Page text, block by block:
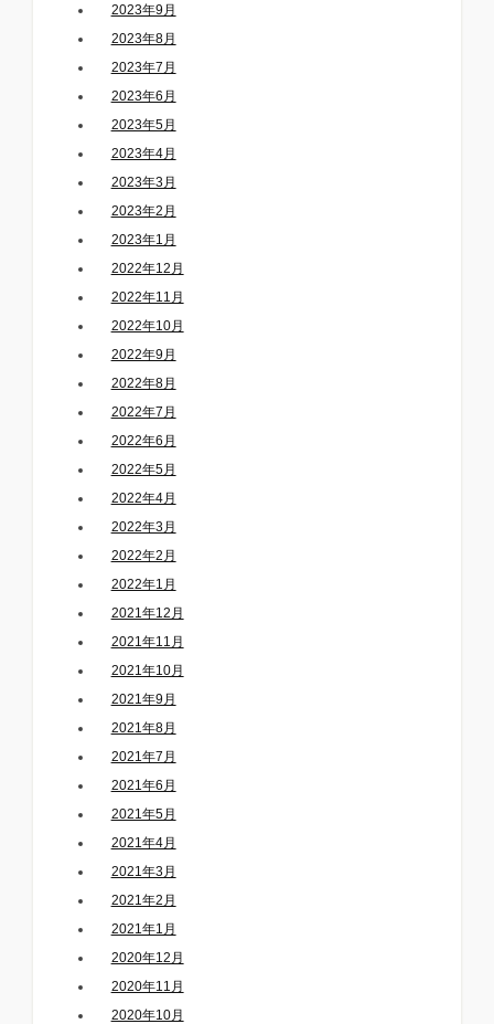
2023年9月
2023年8月
2023年7月
2023年6月
2023年5月
2023年4月
2023年3月
2023年2月
2023年1月
2022年12月
2022年11月
2022年10月
2022年9月
2022年8月
2022年7月
2022年6月
2022年5月
2022年4月
2022年3月
2022年2月
2022年1月
2021年12月
2021年11月
2021年10月
2021年9月
2021年8月
2021年7月
2021年6月
2021年5月
2021年4月
2021年3月
2021年2月
2021年1月
2020年12月
2020年11月
2020年10月